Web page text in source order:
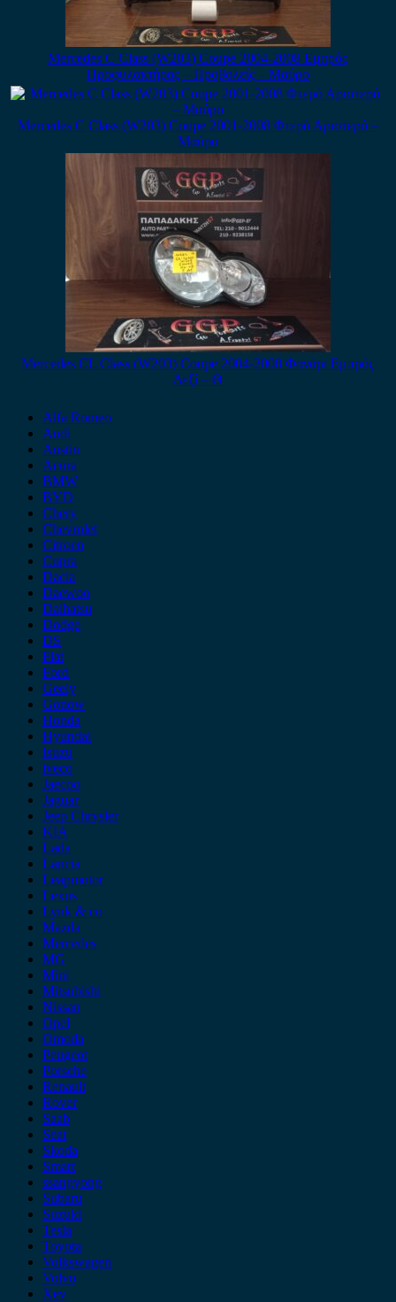
Mercedes C Class (W203) Coupe 2004-2008 Εμπρός
Προφυλακτήρας – Προβολείς – Μαύρο
Mercedes C Class (W203) Coupe 2001-2008 Φτερό Αριστερό –
Μαύρο
Mercedes CL Class (W203) Coupe 2004-2008 Φανάρι Εμπρός
Δεξί – Θ
Alfa Romeo
Audi
Austin
Acura
BMW
BYD
Chery
Chevrolet
Citroen
Cupra
Dacia
Daewoo
Daihatsu
Dodge
DS
Fiat
Ford
Geely
Gonow
Honda
Hyundai
Isuzu
iveco
Jaecoo
Jaguar
Jeep Chrysler
KIA
Lada
Lancia
Leapmotor
Lexus
Lynk & co
Mazda
Mercedes
MG
Mini
Mitsubishi
Nissan
Opel
Omoda
Peugeot
Porsche
Renault
Rover
Saab
Seat
Skoda
Smart
ssangyong
Subaru
Suzuki
Tesla
Toyota
Volkswagen
Volvo
Xev